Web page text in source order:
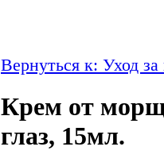
Вернуться к: Уход за
Крем от
глаз, 15мл.